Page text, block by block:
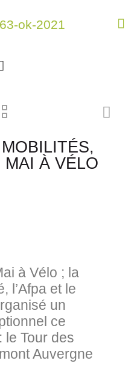
MAI À VÉLO
à Vélo ; la
l’Afpa et le
un
ce
le Tour des
Auvergne